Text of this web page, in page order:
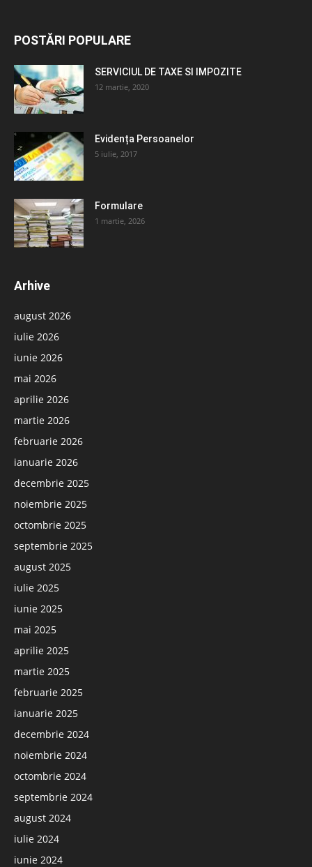
POSTĂRI POPULARE
SERVICIUL DE TAXE SI IMPOZITE
12 martie, 2020
Evidența Persoanelor
5 iulie, 2017
Formulare
1 martie, 2026
Arhive
august 2026
iulie 2026
iunie 2026
mai 2026
aprilie 2026
martie 2026
februarie 2026
ianuarie 2026
decembrie 2025
noiembrie 2025
octombrie 2025
septembrie 2025
august 2025
iulie 2025
iunie 2025
mai 2025
aprilie 2025
martie 2025
februarie 2025
ianuarie 2025
decembrie 2024
noiembrie 2024
octombrie 2024
septembrie 2024
august 2024
iulie 2024
iunie 2024